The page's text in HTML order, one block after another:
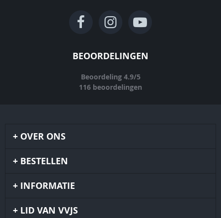
BEOORDELINGEN
Beoordeling 4.9/5
116 beoordelingen
OVER ONS
BESTELLEN
INFORMATIE
LID VAN VVJS